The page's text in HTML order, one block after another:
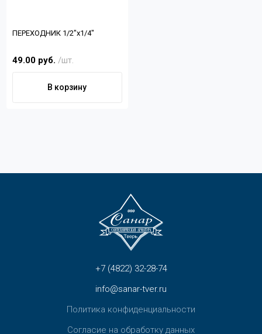
ПЕРЕХОДНИК 1/2"x1/4"
49.00 руб. /шт.
В корзину
+7 (4822) 32-28-74
info@sanar-tver.ru
Политика конфиденциальности
Согласие на обработку данных